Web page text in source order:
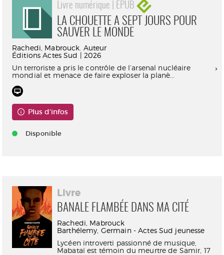
Livre numérique | EPUB
LA CHOUETTE A SEPT JOURS POUR
SAUVER LE MONDE
Rachedi, Mabrouck. Auteur
Éditions Actes Sud | 2026
Un terroriste a pris le contrôle de l’arsenal nucléaire
mondial et menace de faire exploser la planè...
Plus d'infos
Disponible
Livre
BANALE FLAMBÉE DANS MA CITÉ
Rachedi, Mabrouck
Barthélemy, Germain - Actes Sud jeunesse
Lycéen introverti passionné de musique,
Mabataï est témoin du meurtre de Samir, 17